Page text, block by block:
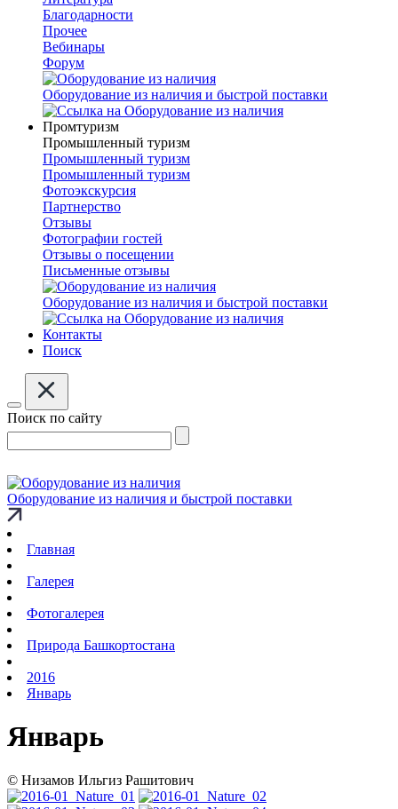
Благодарности
Прочее
Вебинары
Форум
Оборудование из наличия и быстрой поставки
Промтуризм
Промышленный туризм
Промышленный туризм
Промышленный туризм
Фотоэкскурсия
Партнерство
Отзывы
Фотографии гостей
Отзывы о посещении
Письменные отзывы
Оборудование из наличия и быстрой поставки
Контакты
Поиск
Поиск по сайту
Оборудование из наличия и быстрой поставки
Главная
Галерея
Фотогалерея
Природа Башкортостана
2016
Январь
Январь
© Низамов Ильгиз Рашитович